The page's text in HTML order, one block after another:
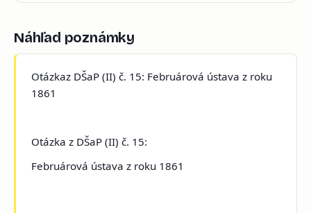
Náhľad poznámky
Otázkaz DŠaP (II) č. 15: Februárová ústava z roku
1861
Otázka z DŠaP (II) č. 15:
Februárová ústava z roku 1861